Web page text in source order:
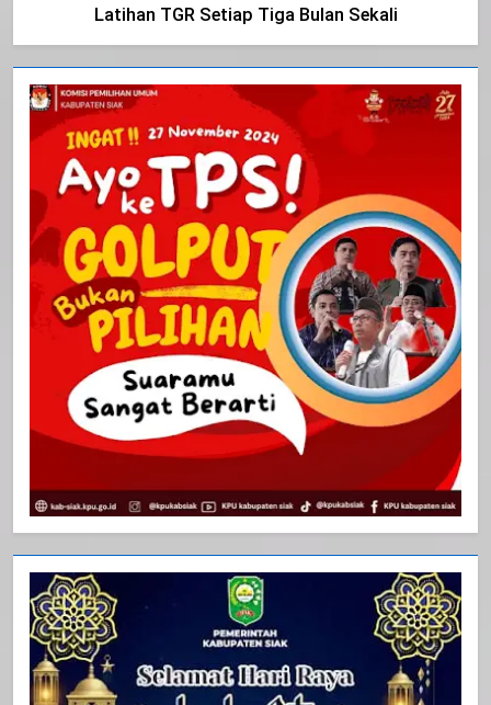
Latihan TGR Setiap Tiga Bulan Sekali